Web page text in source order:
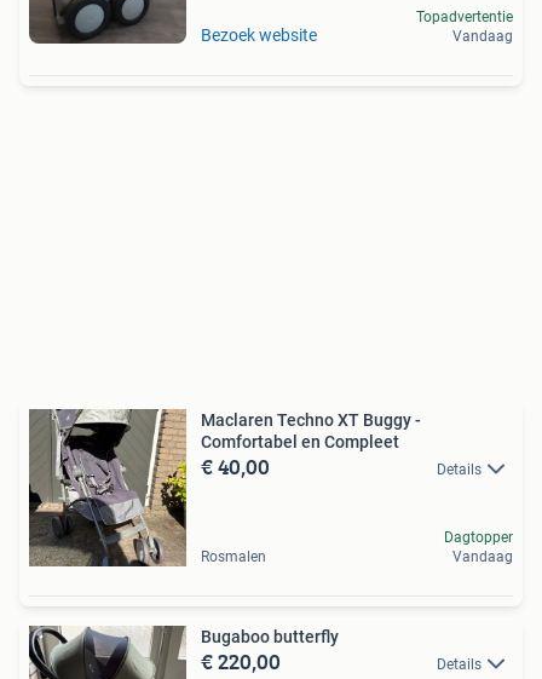
Bezoek website
Topadvertentie
Vandaag
Maclaren Techno XT Buggy -
Comfortabel en Compleet
€ 40,00 Details
Rosmalen
Dagtopper
Vandaag
Bugaboo butterfly
€ 220,00 Details